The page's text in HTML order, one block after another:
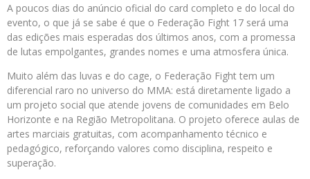
A poucos dias do anúncio oficial do card completo e do local do
evento, o que já se sabe é que o Federação Fight 17 será uma
das edições mais esperadas dos últimos anos, com a promessa
de lutas empolgantes, grandes nomes e uma atmosfera única.
Muito além das luvas e do cage, o Federação Fight tem um
diferencial raro no universo do MMA: está diretamente ligado a
um projeto social que atende jovens de comunidades em Belo
Horizonte e na Região Metropolitana. O projeto oferece aulas de
artes marciais gratuitas, com acompanhamento técnico e
pedagógico, reforçando valores como disciplina, respeito e
superação.